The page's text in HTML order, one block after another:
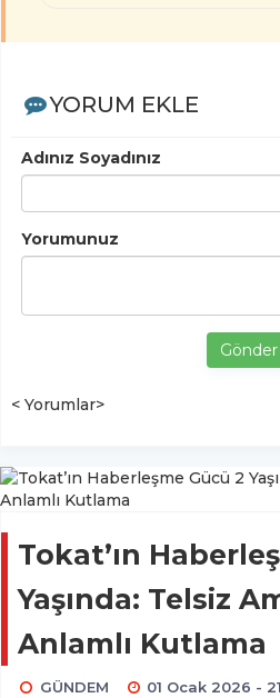
YORUM EKLE
Adınız Soyadınız
Yorumunuz
Gönder
< Yorumlar>
Tokat’ın
Yaşında: Telsiz
Anlamlı Kutlama
GÜNDEM 01 Ocak 2026 -